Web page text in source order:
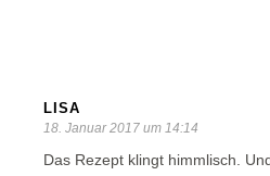
LISA
18. Januar 2017 um 14:14
Das Rezept klingt himmlisch.